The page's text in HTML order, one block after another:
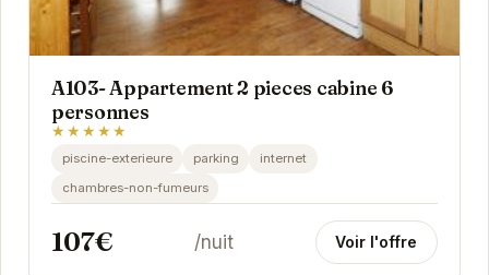
A103- Appartement 2 pieces cabine 6
personnes
★★★★★
piscine-exterieure parking
internet
chambres-non-fumeurs
107€ /nuit Voir l'offre